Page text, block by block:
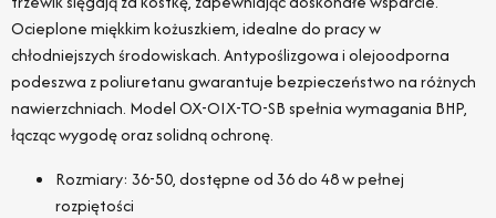
Ocieplone miękkim kożuszkiem, idealne do pracy w
chłodniejszych środowiskach. Antypoślizgowa i olejoodporna
podeszwa z poliuretanu gwarantuje bezpieczeństwo na różnych
nawierzchniach. Model OX-OIX-TO-SB spełnia wymagania BHP,
łącząc wygodę oraz solidną ochronę.
Rozmiary: 36-50, dostępne od 36 do 48 w pełnej
rozpiętości